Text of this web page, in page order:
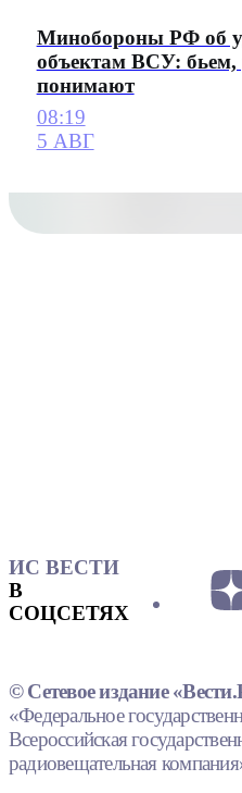
Минобороны РФ об
объектам ВСУ: бьем,
понимают
08:19
5 АВГ
ИС ВЕСТИ
В
СОЦСЕТЯХ
© Сетевое издание
«Федеральное
Всероссийская
радиовещательная